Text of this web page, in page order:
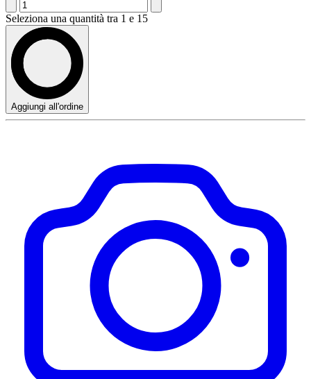
Seleziona una quantità tra 1 e 15
Aggiungi all'ordine